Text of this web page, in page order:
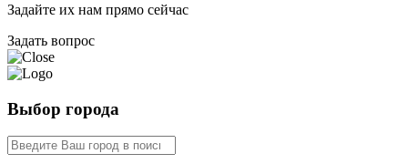
Задайте их нам прямо сейчас
Задать вопрос
Выбор города